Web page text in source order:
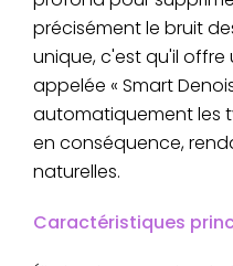
précisément le bruit
unique, c'est qu'il
appelée « Smart
automatiquement les
en conséquence,
naturelles.
Caractéristiques